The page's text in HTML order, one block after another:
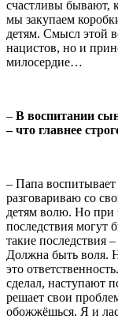
счастливы бывают,
мы закупаем
детям. Смысл этой
нацистов, но и
милосердие…
– В воспитании
– что главнее
– Папа
разговариваю со
детям волю. Но при
последствия могут
такие последствия
Должна быть воля.
это
сделал, наступают
решает свои
обожжёшься. Я и